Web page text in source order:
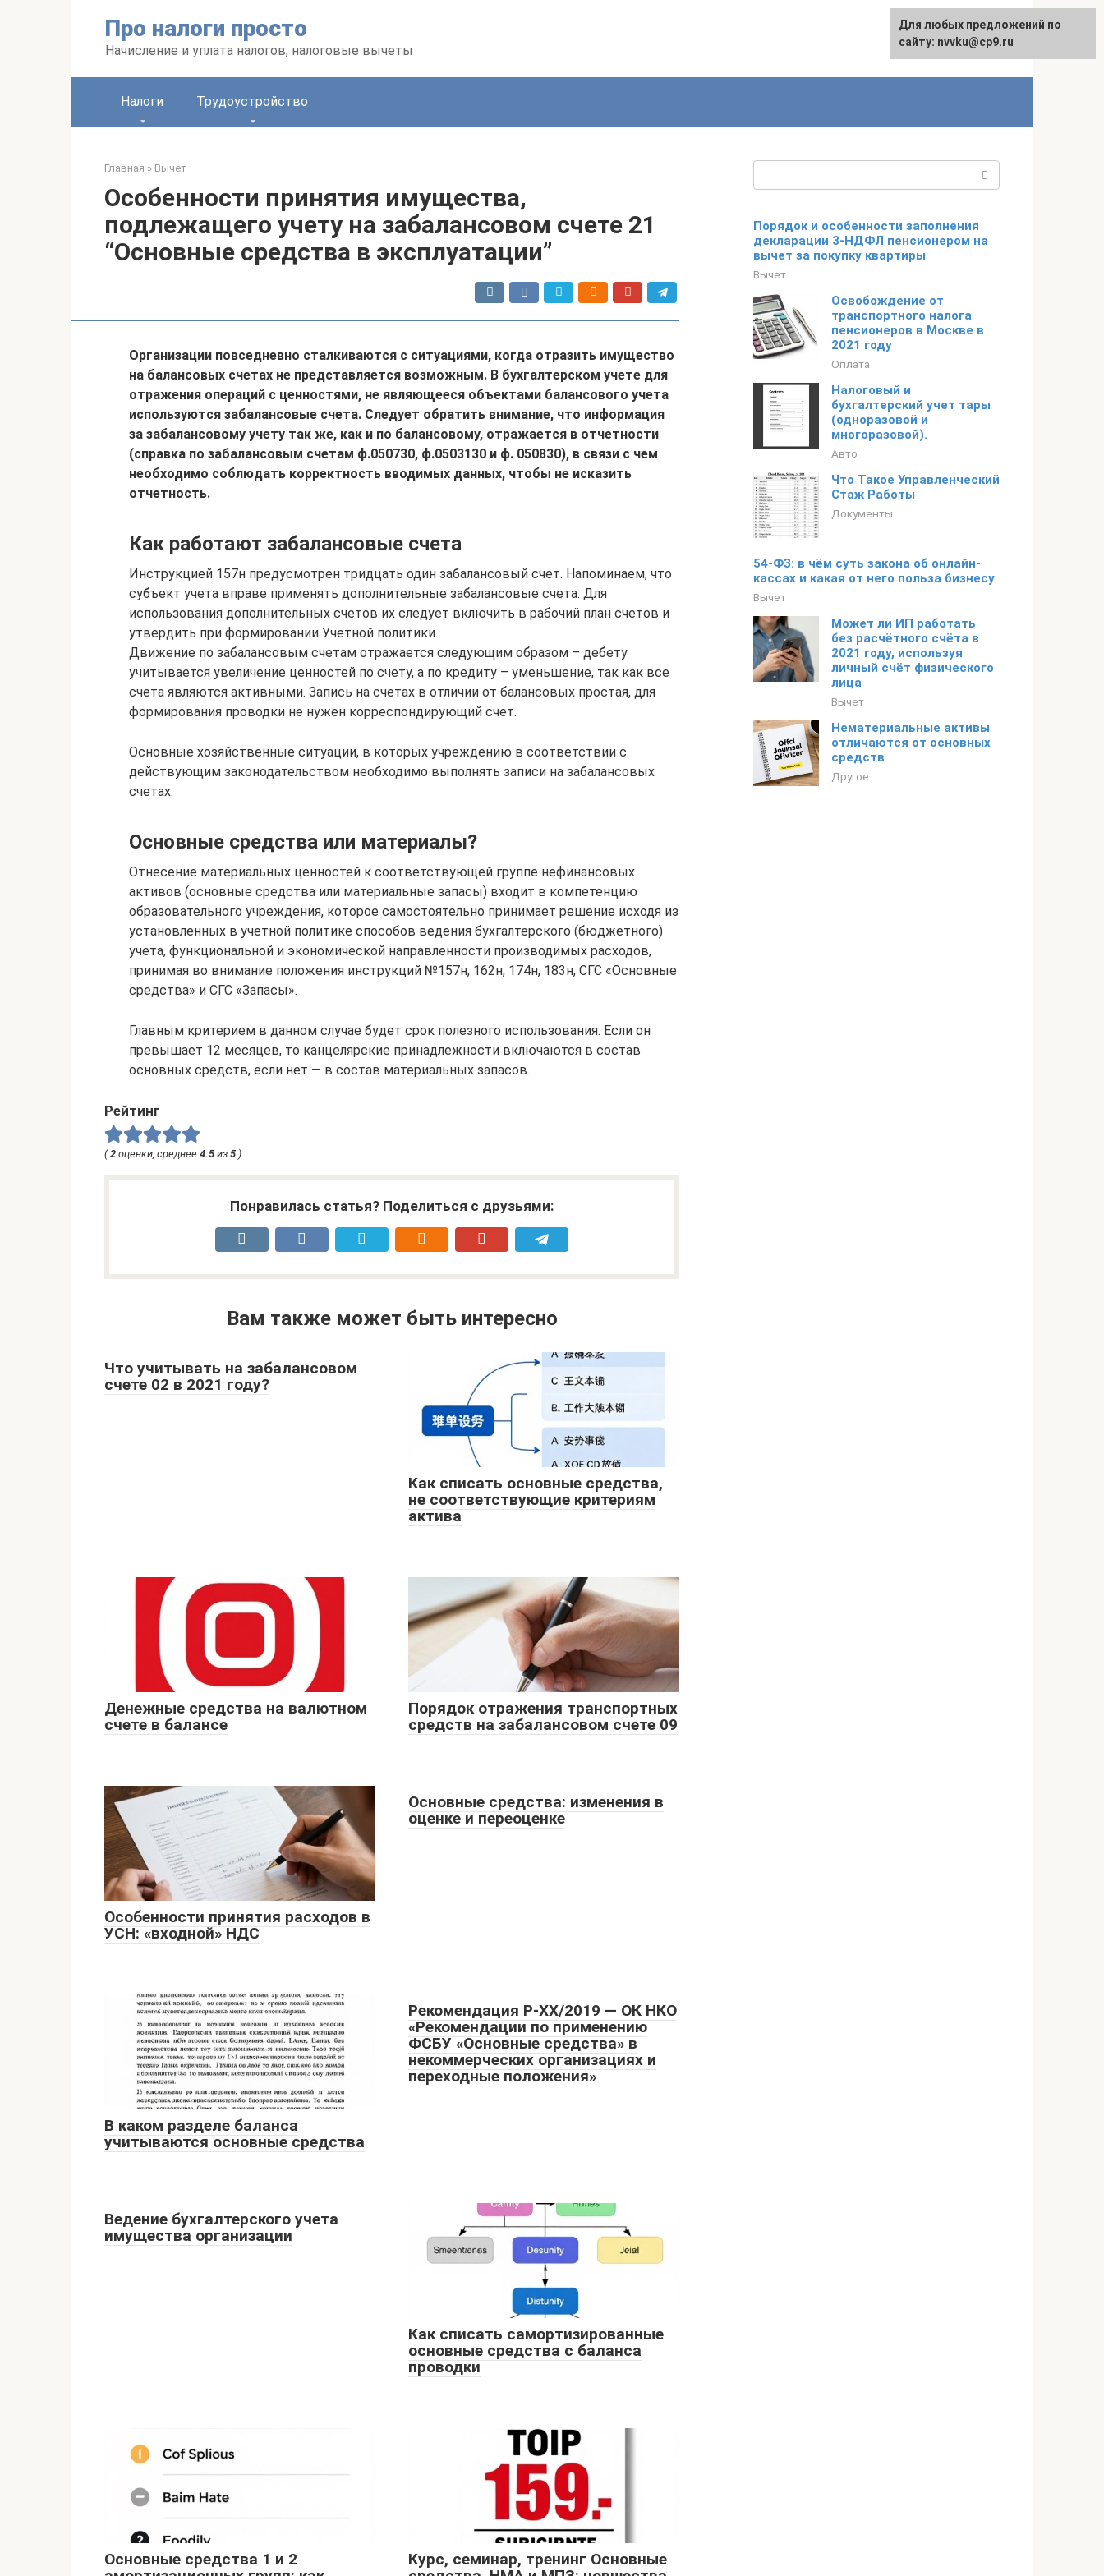
Про налоги просто
Начисление и уплата налогов, налоговые вычеты
English
Налоги Трудоустройство
Главная » Вычет
Особенности принятия имущества,
подлежащего учету на забалансовом счете 21
“Основные средства в эксплуатации”
Организации повседневно сталкиваются с ситуациями, когда отразить имущество
на балансовых счетах не представляется возможным. В бухгалтерском учете для
отражения операций с ценностями, не являющееся объектами балансового учета
используются забалансовые счета. Следует обратить внимание, что информация
за забалансовому учету так же, как и по балансовому, отражается в отчетности
(справка по забалансовым счетам ф.050730, ф.0503130 и ф. 050830), в связи с чем
необходимо соблюдать корректность вводимых данных, чтобы не исказить
отчетность.
Как работают забалансовые счета
Инструкцией 157н предусмотрен тридцать один забалансовый счет. Напоминаем, что
субъект учета вправе применять дополнительные забалансовые счета. Для
использования дополнительных счетов их следует включить в рабочий план счетов и
утвердить при формировании Учетной политики.
Движение по забалансовым счетам отражается следующим образом – дебету
учитывается увеличение ценностей по счету, а по кредиту – уменьшение, так как все
счета являются активными. Запись на счетах в отличии от балансовых простая, для
формирования проводки не нужен корреспондирующий счет.
Основные хозяйственные ситуации, в которых учреждению в соответствии с
действующим законодательством необходимо выполнять записи на забалансовых
счетах.
Основные средства или материалы?
Отнесение материальных ценностей к соответствующей группе нефинансовых
активов (основные средства или материальные запасы) входит в компетенцию
образовательного учреждения, которое самостоятельно принимает решение исходя из
установленных в учетной политике способов ведения бухгалтерского (бюджетного)
учета, функциональной и экономической направленности производимых расходов,
принимая во внимание положения инструкций №157н, 162н, 174н, 183н, СГС «Основные
средства» и СГС «Запасы».
Главным критерием в данном случае будет срок полезного использования. Если он
превышает 12 месяцев, то канцелярские принадлежности включаются в состав
основных средств, если нет — в состав материальных запасов.
Рейтинг
(2 оценки, среднее 4.5 из 5 )
Понравилась статья? Поделиться с друзьями:
Вам также может быть интересно
Что учитывать на забалансовом
счете 02 в 2021 году?
Как списать основные средства,
не соответствующие критериям
актива
Денежные средства на валютном
счете в балансе
Порядок отражения транспортных
средств на забалансовом счете 09
Особенности принятия расходов в
УСН: «входной» НДС
Основные средства: изменения в
оценке и переоценке
В каком разделе баланса
учитываются основные средства
Рекомендация Р-ХХ/2019 — ОК НКО
«Рекомендации по применению
ФСБУ «Основные средства» в
некоммерческих организациях и
переходные положения»
Ведение бухгалтерского учета
имущества организации
Как списать самортизированные
основные средства с баланса
проводки
Основные средства 1 и 2
Курс, семинар, тренинг Основные
Порядок и особенности заполнения
декларации 3-НДФЛ пенсионером на
вычет за покупку квартиры
Вычет
Освобождение от
транспортного налога
пенсионеров в Москве в
2021 году
Оплата
Налоговый и
бухгалтерский учет тары
(одноразовой и
многоразовой).
Авто
Что Такое Управленческий
Стаж Работы
Документы
54-ФЗ: в чём суть закона об онлайн-
кассах и какая от него польза бизнесу
Вычет
Может ли ИП работать
без расчётного счёта в
2021 году, используя
личный счёт физического
лица
Вычет
Нематериальные активы
отличаются от основных
средств
Другое
Для любых предложений по
сайту: nvvku@cp9.ru